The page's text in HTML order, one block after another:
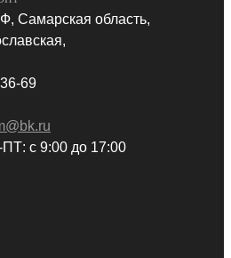
Самарская область,
69
с 9:00 до 17:00